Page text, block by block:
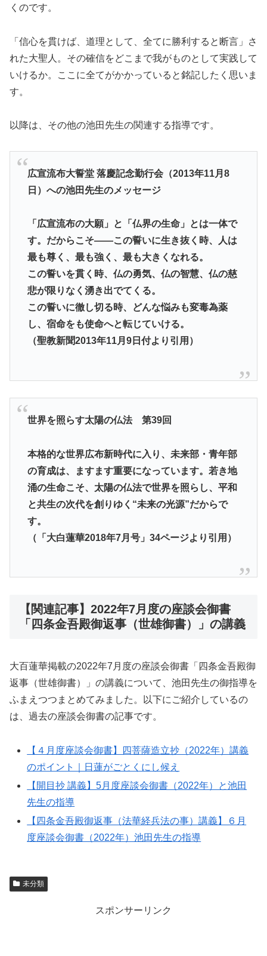
くのです。
「信心を貫けば、道理として、全てに勝利すると断言」さ
れた大聖人。その確信をどこまで我がものとして実践して
いけるか。ここに全てがかかっていると銘記したく思いま
す。
以降は、その他の池田先生の関連する指導です。
広宣流布大誓堂 落慶記念勤行会（2013年11月8
日）への池田先生のメッセージ
「広宣流布の大願」と「仏界の生命」とは一体で
す。だからこそ――この誓いに生き抜く時、人は
最も尊く、最も強く、最も大きくなれる。
この誓いを貫く時、仏の勇気、仏の智慧、仏の慈
悲が限りなく湧き出でてくる。
この誓いに徹し切る時、どんな悩みも変毒為薬
し、宿命をも使命へと転じていける。
（聖教新聞2013年11月9日付より引用）
世界を照らす太陽の仏法 第39回
本格的な世界広布新時代に入り、未来部・青年部
の育成は、ますます重要になっています。若き地
涌の生命こそ、太陽の仏法で世界を照らし、平和
と共生の次代を創りゆく“未来の光源”だからで
す。
（「大白蓮華2018年7月号」34ページより引用）
【関連記事】2022年7月度の座談会御書
「四条金吾殿御返事（世雄御書）」の講義
大百蓮華掲載の2022年7月度の座談会御書「四条金吾殿御
返事（世雄御書）」の講義について、池田先生の御指導を
ふまえつつまとめてみました。以下にご紹介しているの
は、過去の座談会御書の記事です。
【４月度座談会御書】四菩薩造立抄（2022年）講義
のポイント｜日蓮がごとくにし候え
【開目抄 講義】5月度座談会御書（2022年）と池田
先生の指導
【四条金吾殿御返事（法華経兵法の事）講義】６月
度座談会御書（2022年）池田先生の指導
未分類
スポンサーリンク